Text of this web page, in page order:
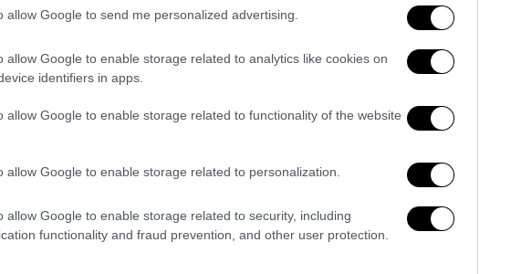
allow Google to send me personalized advertising.
allow Google to enable storage related to analytics like cookies on
identifiers in apps.
allow Google to enable storage related to functionality of the website
allow Google to enable storage related to personalization.
allow Google to enable storage related to security, including
functionality and fraud prevention, and other user protection.
άφησε άναυδους Φρόιντ και
Ο Βολφ Μέσινγκ ήταν μάγος,
υπνωτιστής, μάντης, μέντιουμ και
πολλοί στο πρόσωπό του
τυχοδιώκτης και αυτοαποκαλούμενο